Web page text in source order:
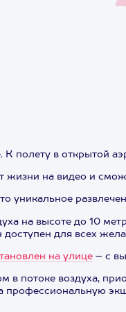
К полету в открытой
жизни на видео и
уникальное
на высоте до 10
доступен для всех
на улице – с
в потоке воздуха,
профессиональную